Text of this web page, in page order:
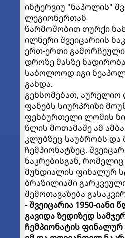
ინტერვიუ "ნაპოლის"
ლეგიონერთან
წარმოშობით თურქი
ილნერი შვეიცარიის
ერთ-ერთი გამორჩეული
დროზე მასზე
საბოლოოდ იგი
გახდა.
გეხსომებათ, აურელიო
ფანებს სიურპრიზი
ფეხბურთელი ლომის
წლის მოთამაშე ამ
კლუბზეც საუბრობს
ჩემპიონატზეც.
ნაკრებისგან,
მუნდიალის ფინალურ
ბრაზილიაში
შემოთავაზება
- შვეიცარია 1950-იანი
გავიდა ზედიზედ
ჩემპიონატის ფინალურ